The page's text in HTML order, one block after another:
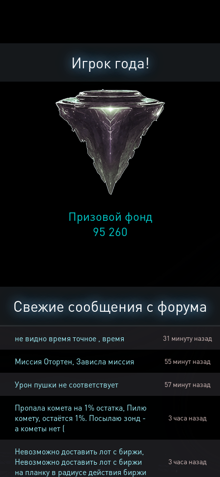
Игрок года!
Призовой фонд
95 260
Свежие сообщения с форума
не видно время точное , время 31 минуту назад
Миссия Отортен, Зависла миссия 55 минут назад
Урон пушки не соответствует 57 минут назад
Пропала комета на 1% остатка, Пилю
комету, остаётся 1%. Посылаю зонд -
а кометы нет (
3 часа назад
Невозможно доставить лот с биржи,
Невозможно доставить лот с биржи
на планку в радиусе действия биржи
3 часа назад